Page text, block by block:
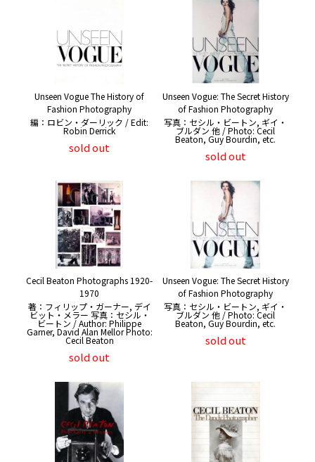
Unseen Vogue The History of
Fashion Photography
編：ロビン・ダーリック / Edit:
Robin Derrick
sold out
Unseen Vogue: The Secret History
of Fashion Photography
写真：セシル・ビートン, ギイ・
ブルダン 他 / Photo: Cecil
Beaton, Guy Bourdin, etc.
sold out
Cecil Beaton Photographs 1920-
1970
著：フィリップ・ガーナー, デイ
ビット・メラー 写真：セシル・
ビートン / Author: Philippe
Garner, David Alan Mellor Photo:
Cecil Beaton
sold out
Unseen Vogue: The Secret History
of Fashion Photography
写真：セシル・ビートン, ギイ・
ブルダン 他 / Photo: Cecil
Beaton, Guy Bourdin, etc.
sold out